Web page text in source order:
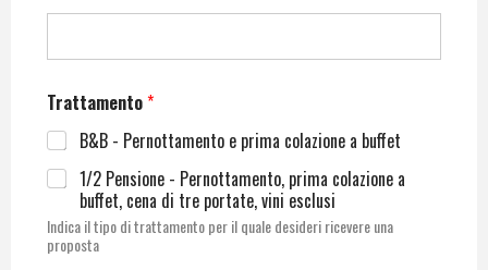
Trattamento*
B&B - Pernottamento e prima colazione a buffet
1/2 Pensione - Pernottamento, prima colazione a
buffet, cena di tre portate, vini esclusi
Indica il tipo di trattamento per il quale desideri ricevere una
proposta